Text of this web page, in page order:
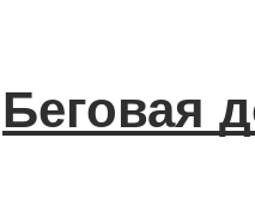
Беговая